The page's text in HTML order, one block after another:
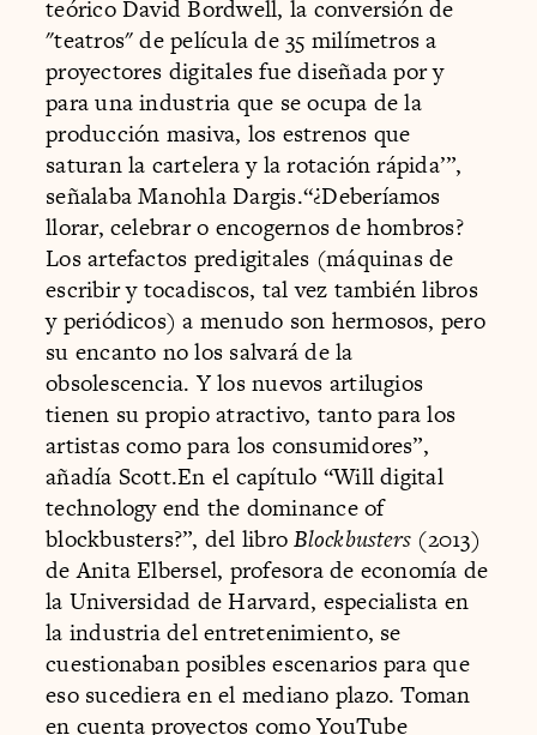
teórico David Bordwell, la conversión de
"teatros" de película de 35 milímetros a
proyectores digitales fue diseñada por y
para una industria que se ocupa de la
producción masiva, los estrenos que
saturan la cartelera y la rotación rápida’”,
señalaba Manohla Dargis.“¿Deberíamos
llorar, celebrar o encogernos de hombros?
Los artefactos predigitales (máquinas de
escribir y tocadiscos, tal vez también libros
y periódicos) a menudo son hermosos, pero
su encanto no los salvará de la
obsolescencia. Y los nuevos artilugios
tienen su propio atractivo, tanto para los
artistas como para los consumidores”,
añadía Scott.En el capítulo “Will digital
technology end the dominance of
blockbusters?”, del libroBlockbusters (2013)
de Anita Elbersel, profesora de economía de
la Universidad de Harvard, especialista en
la industria del entretenimiento, se
cuestionaban posibles escenarios para que
eso sucediera en el mediano plazo. Toman
en cuenta proyectos como YouTube